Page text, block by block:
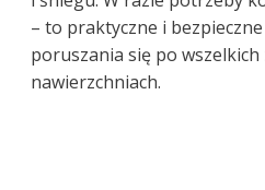
– to praktyczne i
poruszania się po wszelkich
nawierzchniach.